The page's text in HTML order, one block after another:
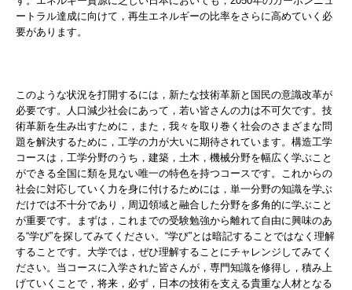
ートラル達成に向けて，再生エネルギーの比率をさらに高めていく必
要があります。
このような状況を打開するには，新たな技術革新と国民の意識改革が
必要です。人口減少社会にあって，若い皆さんの力は不可欠です。技
術革新を生み出すために，また，我々を取り巻く社会のさまざまな問
題を解決するために，工学の力が大いに期待されています。構造工学
コースは，工学分野のうち，建築，土木，機械分野を幅広く学ぶこと
ができる全国に類を見ない唯一の特色を持つコースです。これからの
社会に対応していく力を身に付けるためには，単一分野の知識を学ぶ
だけでは不十分であり，周辺領域と融合した分野を多角的に学ぶこと
が重要です。まずは，これまでの受験勉強から離れて自由に興味のあ
る“学び”を探してみてください。“学び”とは暗記することではなく理解
することです。大学では，ぜひ理解することにチャレンジしてみてく
ださい。当コースに入学された皆さんが，専門知識を修得し，積み上
げていくことで，将来，必ず，日本の技術を支える貴重な人材となる